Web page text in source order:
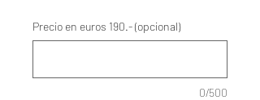
oferta
Precio en euros 190.- (opcional)
0/500